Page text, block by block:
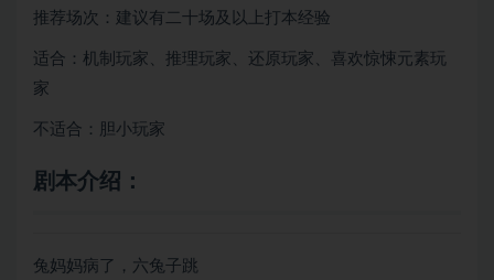
推荐场次：建议有二十场及以上打本经验
适合：机制玩家、推理玩家、还原玩家、喜欢惊悚元素玩
家
不适合：胆小玩家
剧本介绍：
兔妈妈病了，六兔子跳